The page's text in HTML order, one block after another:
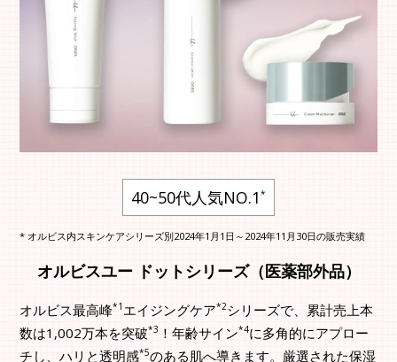
40~50代人気NO.1 *
* オルビス内スキンケアシリーズ別2024年1月1日～2024年11月30日の販売実績
オルビスユー ドットシリーズ（医薬部外品）
オルビス最高峰*1 エイジングケア*2シリーズで、累計売上本
数は1,002万本を突破*3 ！年齢サイン*4に多角的にアプロー
チし、ハリと透明感*5のある肌へ導きます。厳選された保湿